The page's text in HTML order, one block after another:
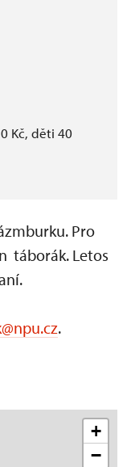
Kč, děti 40
Pro
táborák. Letos
.
+
−